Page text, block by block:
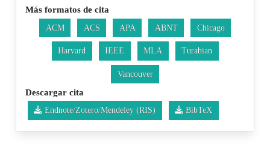
Más formatos de cita
ACM ACS APA ABNT Chicago
Harvard IEEE MLA Turabian
Vancouver
Descargar cita
Endnote/Zotero/Mendeley (RIS) BibTeX